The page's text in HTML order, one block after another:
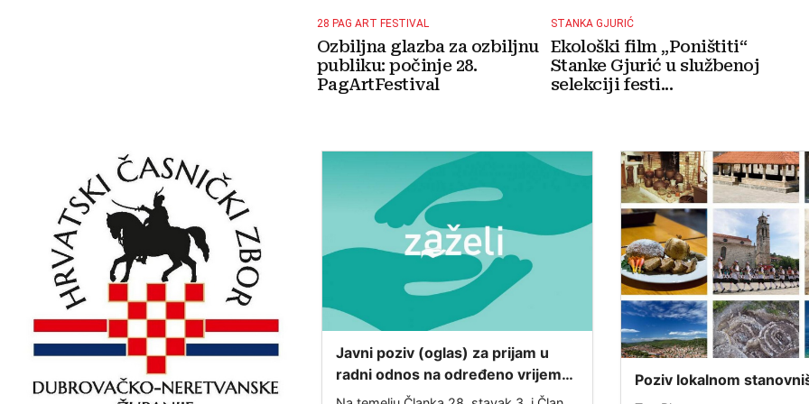
28 PAG ART FESTIVAL
Ozbiljna glazba za ozbiljnu
publiku: počinje 28.
PagArtFestival
STANKA GJURIĆ
Ekološki film „Poništiti“
Stanke Gjurić u službenoj
selekciji festi...
Javni poziv (oglas) za prijam u
radni odnos na određeno vrijeme
u sklopu projekta „ZAŽELI– nisi
Poziv lokalnom